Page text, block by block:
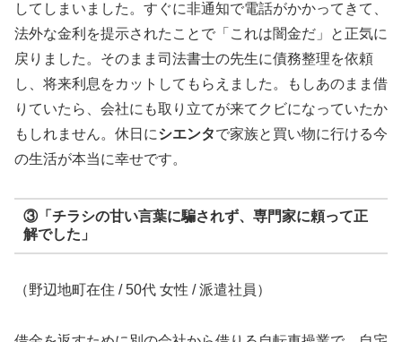
してしまいました。すぐに非通知で電話がかかってきて、
法外な金利を提示されたことで「これは闇金だ」と正気に
戻りました。そのまま司法書士の先生に債務整理を依頼
し、将来利息をカットしてもらえました。もしあのまま借
りていたら、会社にも取り立てが来てクビになっていたか
もしれません。休日にシエンタで家族と買い物に行ける今
の生活が本当に幸せです。
③「チラシの甘い言葉に騙されず、専門家に頼って正
解でした」
（野辺地町在住 / 50代 女性 / 派遣社員）